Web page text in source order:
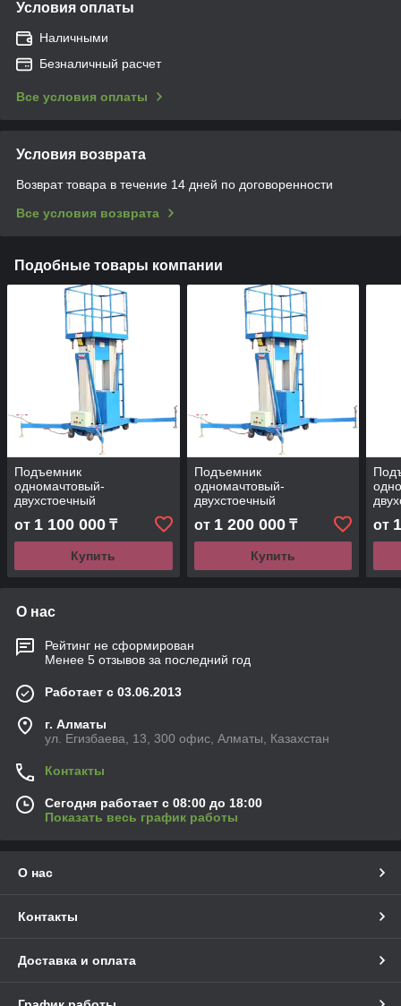
Условия оплаты
Наличными
Безналичный расчет
Все условия оплаты
Условия возврата
Возврат товара в течение 14 дней по договоренности
Все условия возврата
Подобные товары компании
Подъемник
одномачтовый-
двухстоечный
телескопический GTWY06
(4м)
от 1 100 000 ₸
Купить
Подъемник
одномачтовый-
двухстоечный
телескопический GTWY06
(6м)
от 1 200 000₸
Купить
(8м)
от
О нас
Рейтинг не сформирован
Менее 5 отзывов за последний год
Работает с 03.06.2013
г. Алматы
ул. Егизбаева, 13, 300 офис, Алматы, Казахстан
Контакты
Сегодня работает с 08:00 до 18:00
Показать весь график работы
О нас
Контакты
Доставка и оплата